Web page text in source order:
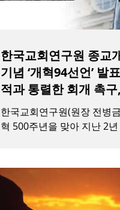
한국교회연구원 종교
기념 ‘개혁94선언’ 발표 - 적나라
적과 통렬한 회개 촉구
담아내
한국교회연구원(원장 전병
혁 500주년을 맞아 지난 2년
심으로 마련된 94선언은 이
수렴 과정을 거쳐...